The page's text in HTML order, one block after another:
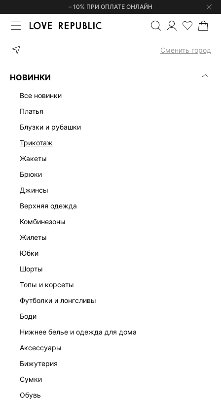
– 10% ПРИ ОПЛАТЕ ОНЛАЙН
Сменить город
НОВИНКИ
все новинки
платья
блузки и рубашки
трикотаж
жакеты
брюки
джинсы
верхняя одежда
комбинезоны
жилеты
юбки
шорты
топы и корсеты
футболки и лонгсливы
боди
нижнее белье и одежда для дома
аксессуары
бижутерия
сумки
обувь
ГЛАВНАЯ БЕЛЬЕВОЙ СТИЛЬ
БЕЛЬЕВОЙ СТИЛЬ
ПЛАТЬЕ МАКСИ С КРУЖЕВОМ